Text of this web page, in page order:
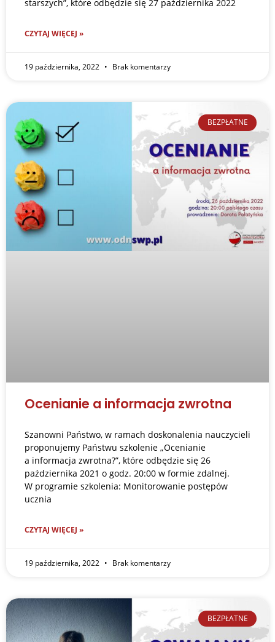
starszych”, które odbędzie się 27 października 2022
CZYTAJ WIĘCEJ »
19 października, 2022 Brak komentarzy
BEZPŁATNE
Ocenianie a informacja zwrotna
Szanowni Państwo, w ramach doskonalenia nauczycieli
proponujemy Państwu szkolenie „Ocenianie
a informacja zwrotna?”, które odbędzie się 26
października 2021 o godz. 20:00 w formie zdalnej.
W programie szkolenia: Monitorowanie postępów
ucznia
CZYTAJ WIĘCEJ »
19 października, 2022 Brak komentarzy
BEZPŁATNE